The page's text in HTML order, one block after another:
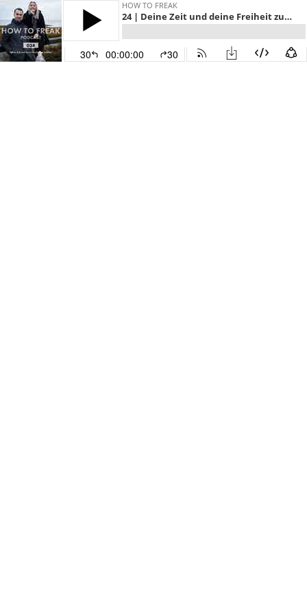
HOW TO FREAK
24 | Deine Zeit und deine Freiheit zu wählen was du mit ihr tust
30 00:00:00 30